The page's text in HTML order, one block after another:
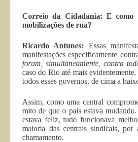
Correio da Cidadania: E como
mobilizações de rua?
Ricardo Antunes: Essas
manifestações especificamente
foram, simultaneamente, contra
caso do Rio até mais
todos esses governos, de cima a
Assim, como uma central
mito de que o país estava
estava feliz, tudo funcionava
maioria das centrais sindicais,
chamamento.